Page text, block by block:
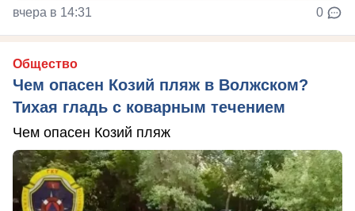
вчера в 14:31 0
Общество
Чем опасен Козий пляж в Волжском?
Тихая гладь с коварным течением
Чем опасен Козий пляж